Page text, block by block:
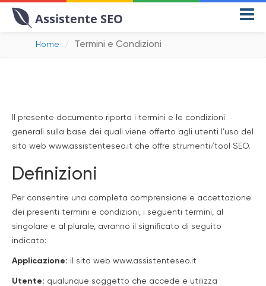
Assistente SEO
Home Termini e Condizioni
II presente documento riporta i termini e le condizioni
generali sulla base dei quali viene offerto agli utenti l’uso del
sito web www.assistenteseo.it che offre strumenti/tool SEO.
Definizioni
Per consentire una completa comprensione e accettazione
dei presenti termini e condizioni, i seguenti termini, al
singolare e al plurale, avranno il significato di seguito
indicato:
Applicazione: il sito web www.assistenteseo.it
Utente: qualunque soggetto che accede e utilizza